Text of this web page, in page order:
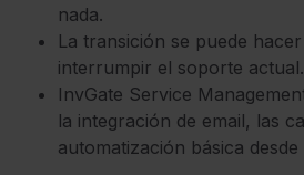
nada.
La transición se puede
interrumpir el soporte actual.
InvGate Service
la integración de email, las
automatización básica